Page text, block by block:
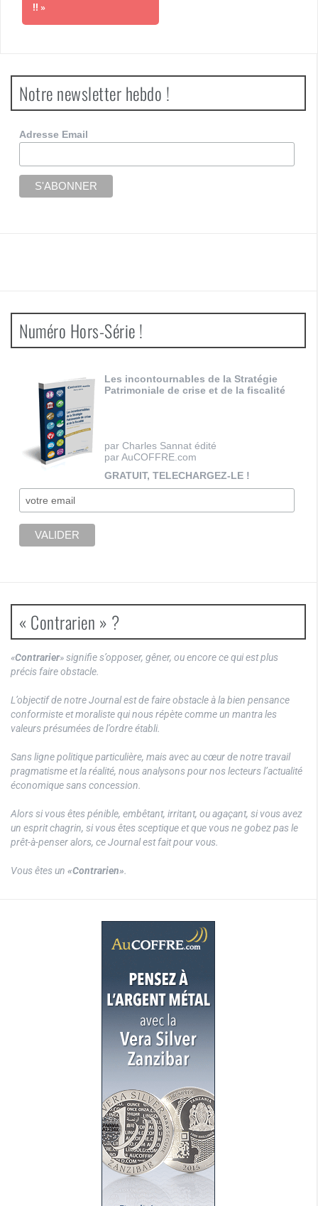
!! »
Notre newsletter hebdo !
Adresse Email
Numéro Hors-Série !
Les incontournables de la Stratégie
Patrimoniale de crise et de la fiscalité
par Charles Sannat édité
par AuCOFFRE.com
GRATUIT, TELECHARGEZ-LE !
« Contrarien » ?
«Contrarier» signifie s’opposer, gêner, ou encore ce qui est plus
précis faire obstacle.
L’objectif de notre Journal est de faire obstacle à la bien pensance
conformiste et moraliste qui nous répète comme un mantra les
valeurs présumées de l’ordre établi.
Sans ligne politique particulière, mais avec au cœur de notre travail
pragmatisme et la réalité, nous analysons pour nos lecteurs l’actualité
économique sans concession.
Alors si vous êtes pénible, embêtant, irritant, ou agaçant, si vous avez
un esprit chagrin, si vous êtes sceptique et que vous ne gobez pas le
prêt-à-penser alors, ce Journal est fait pour vous.
Vous êtes un «Contrarien».